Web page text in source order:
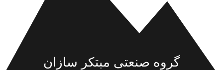
گروه صنعتی مبتکر سازان